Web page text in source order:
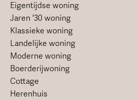
Eigentijdse woning
Jaren '30 woning
Klassieke woning
Landelijke woning
Moderne woning
Boerderijwoning
Cottage
Herenhuis